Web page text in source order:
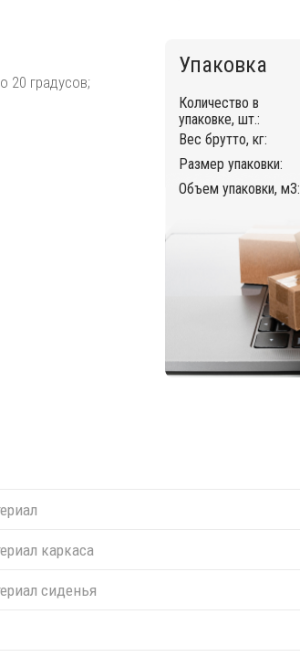
20 градусов;
Упаковка
Количество в
упаковке, шт.:
Вес брутто, кг:
Размер упаковки:
Объем упаковки, м3:
каркаса
сиденья